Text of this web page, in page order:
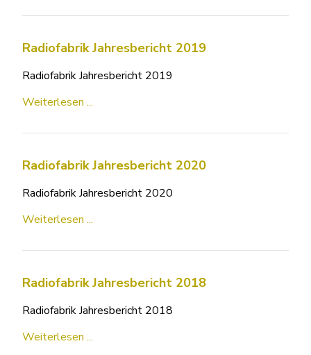
Radiofabrik Jahresbericht 2019
Radiofabrik Jahresbericht 2019
Weiterlesen ...
Radiofabrik Jahresbericht 2020
Radiofabrik Jahresbericht 2020
Weiterlesen ...
Radiofabrik Jahresbericht 2018
Radiofabrik Jahresbericht 2018
Weiterlesen ...